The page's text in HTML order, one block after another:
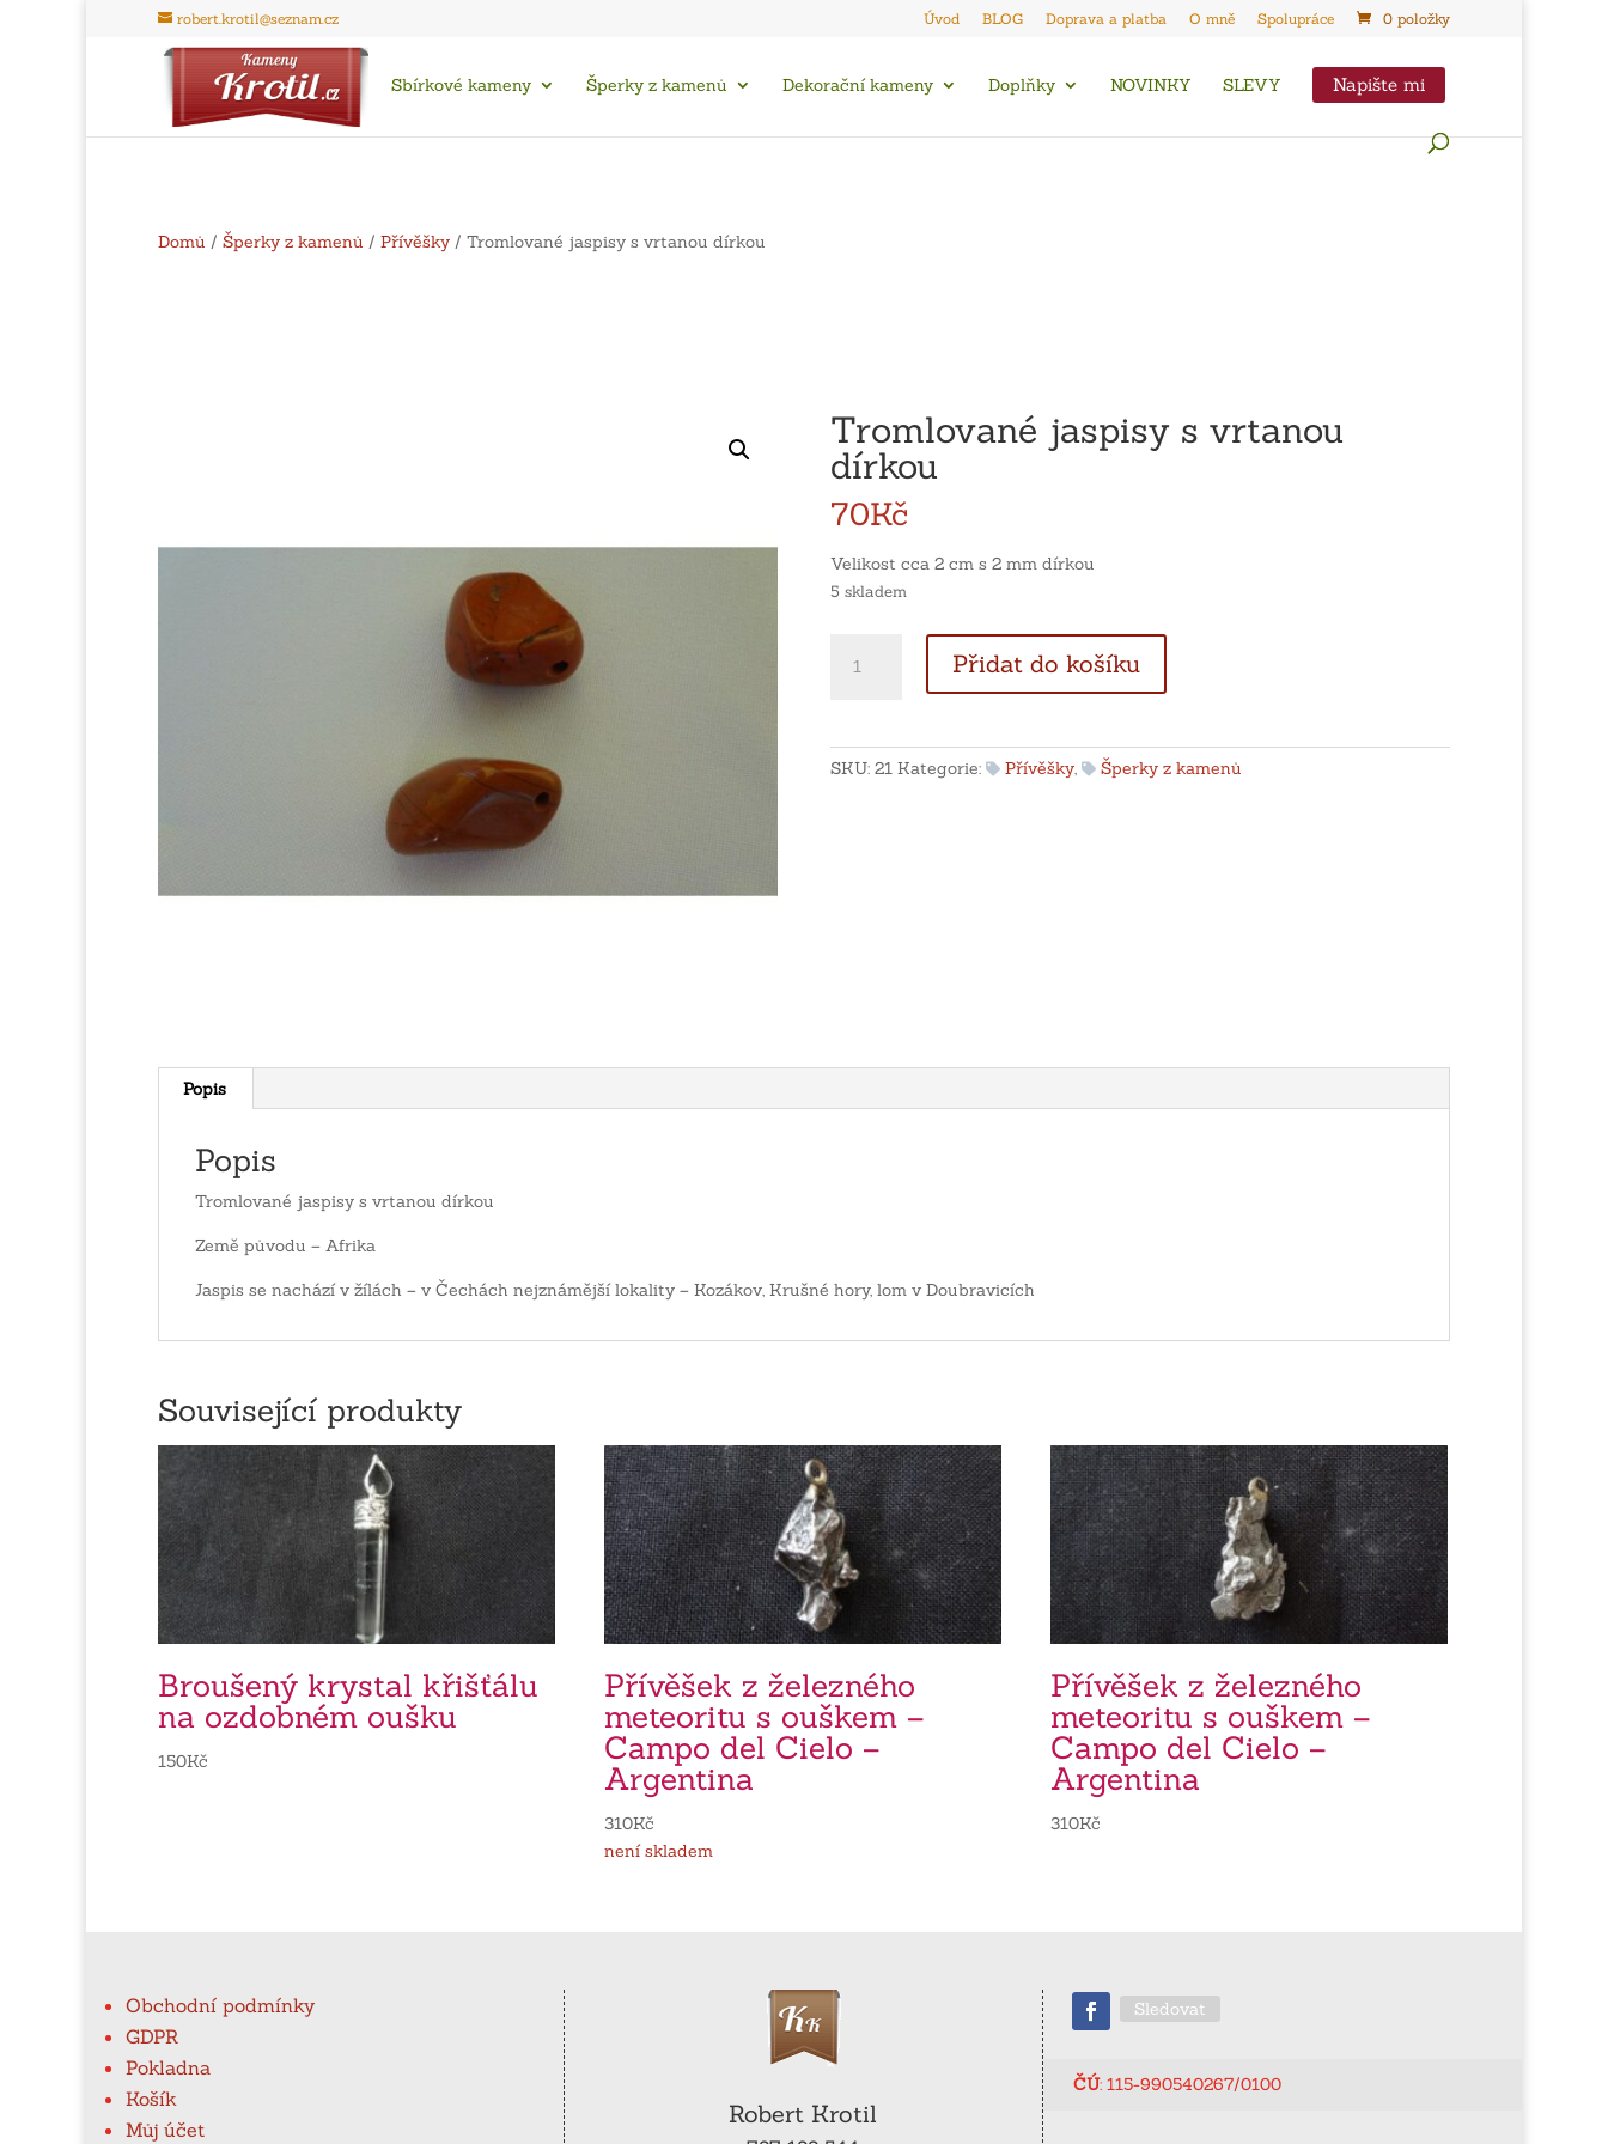
robert.krotil@seznam.cz Úvod BLOG Doprava a platba O mně Spolupráce 0 položky
Sbírkové kameny Šperky z kamenů Dekorační kameny Doplňky NOVINKY SLEVY Napište mi
Domů / Šperky z kamenů / Přívěšky / Tromlované jaspisy s vrtanou dírkou
Tromlované jaspisy s vrtanou
dírkou
70Kč
Velikost cca 2 cm s 2 mm dírkou
5 skladem
jaspisy
Přidat do košíku
SKU: 21 Kategorie: Přívěšky, Šperky z kamenů
Popis
Popis
Tromlované jaspisy s vrtanou dírkou
Země původu – Afrika
Jaspis se nachází v žílách – v Čechách nejznámější lokality – Kozákov, Krušné hory, lom v Doubravicích
Související produkty
Broušený krystal křišťálu
na ozdobném oušku
150Kč
Přívěšek z železného
meteoritu s ouškem –
Campo del Cielo –
Argentina
310Kč
není skladem
Přívěšek z železného
meteoritu s ouškem –
Campo del Cielo –
Argentina
310Kč
Obchodní podmínky
GDPR
Pokladna
Košík
Můj účet
Robert Krotil
Sledovat
ČÚ: 115-990540267/0100